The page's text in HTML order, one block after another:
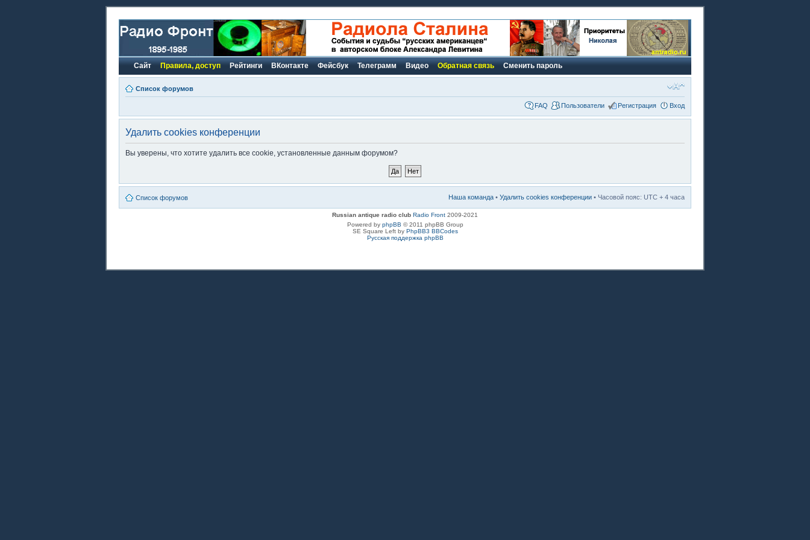
Сайт Правила, доступ Рейтинги ВКонтакте Фейсбук Телеграмм Видео Обратная связь Сменить пароль
Список форумов
FAQ Пользователи Регистрация Вход
Удалить cookies конференции
Вы уверены, что хотите удалить все cookie, установленные данным форумом?
Список форумов Наша команда • Удалить cookies конференции • Часовой пояс: UTC + 4 часа
Russian antique radio club Radio Front 2009-2021
Powered by phpBB © 2011 phpBB Group
SE Square Left by PhpBB3 BBCodes
Русская поддержка phpBB